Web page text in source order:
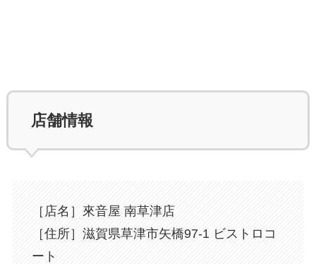
⁡店舗情報
［店名］來音屋 南草津店
［住所］滋賀県草津市矢橋97-1 ビストロコ
ート